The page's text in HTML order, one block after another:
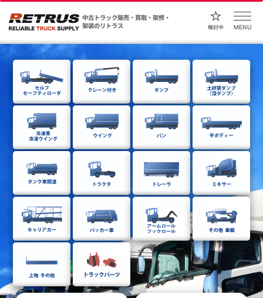
中古トラック販売・買取・架修・
架装のリトラス
検討中 MENU